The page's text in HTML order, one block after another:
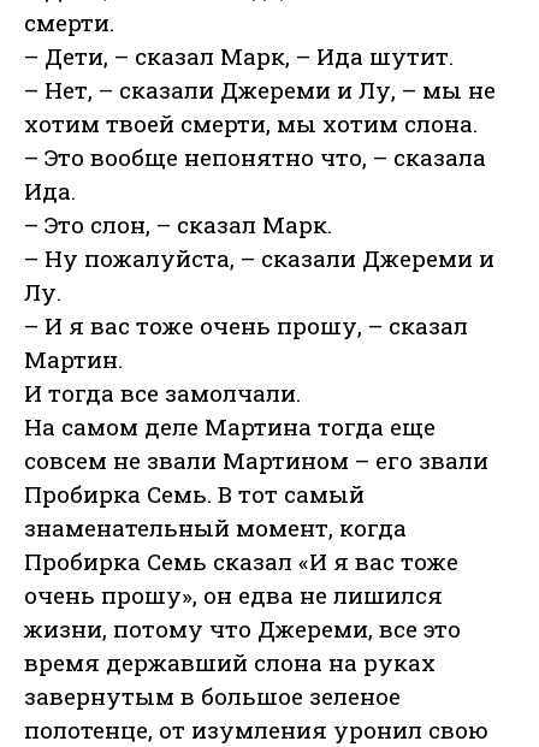
смерти.
– Дети, – сказал Марк, – Ида шутит.
– Нет, – сказали Джереми и Лу, – мы не
хотим твоей смерти, мы хотим слона.
– Это вообще непонятно что, – сказала
Ида.
– Это слон, – сказал Марк.
– Ну пожалуйста, – сказали Джереми и
Лу.
– И я вас тоже очень прошу, – сказал
Мартин.
И тогда все замолчали.
На самом деле Мартина тогда еще
совсем не звали Мартином – его звали
Пробирка Семь. В тот самый
знаменательный момент, когда
Пробирка Семь сказал «И я вас тоже
очень прошу», он едва не лишился
жизни, потому что Джереми, все это
время державший слона на руках
завернутым в большое зеленое
полотенце, от изумления уронил свою